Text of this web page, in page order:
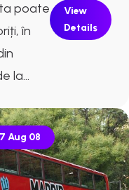
poate
în
la...
View
Details
Aug 08